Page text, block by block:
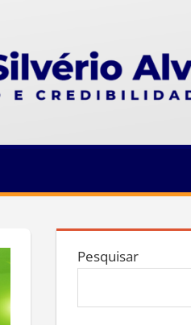
Pesquisar